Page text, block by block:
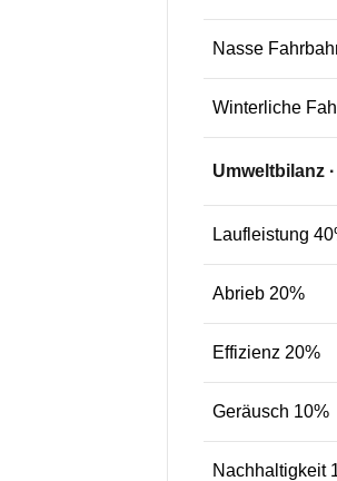
Nasse
Winterliche
Umweltbilanz ·
Laufleistung
Abrieb 20%
Effizienz 20%
Geräusch 10%
Nachhaltigkeit